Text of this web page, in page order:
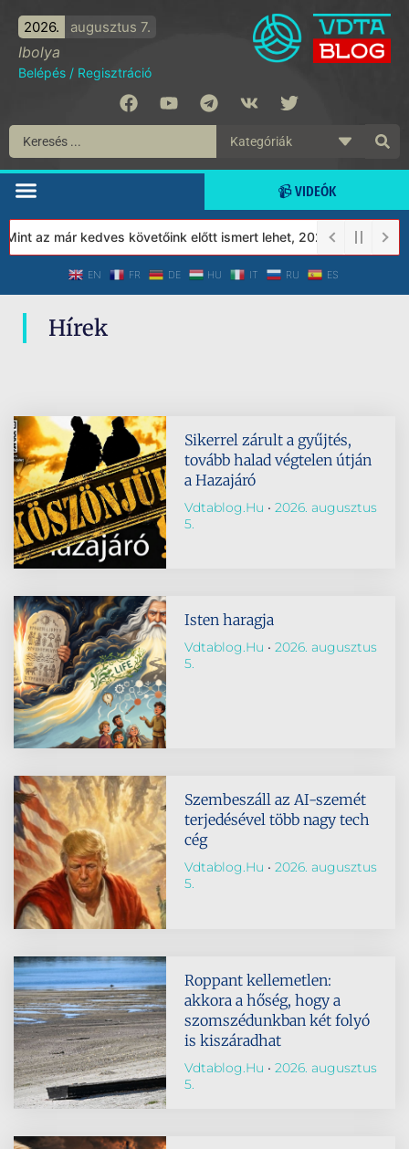
2026. augusztus 7.
Ibolya
Belépés / Regisztráció
📹 VIDEÓK
az már kedves követőink előtt ismert lehet, 2023-tól a Védett
EN FR DE HU IT RU ES
Hírek
Sikerrel zárult a gyűjtés,
tovább halad végtelen útján
a Hazajáró
Vdtablog.hu
2026. augusztus
5.
Isten haragja
Vdtablog.hu
2026. augusztus
5.
Szembeszáll az AI-szemét
terjedésével több nagy tech
cég
Vdtablog.hu
2026. augusztus
5.
Roppant kellemetlen:
akkora a hőség, hogy a
szomszédunkban két folyó
is kiszáradhat
Vdtablog.hu
2026. augusztus
5.